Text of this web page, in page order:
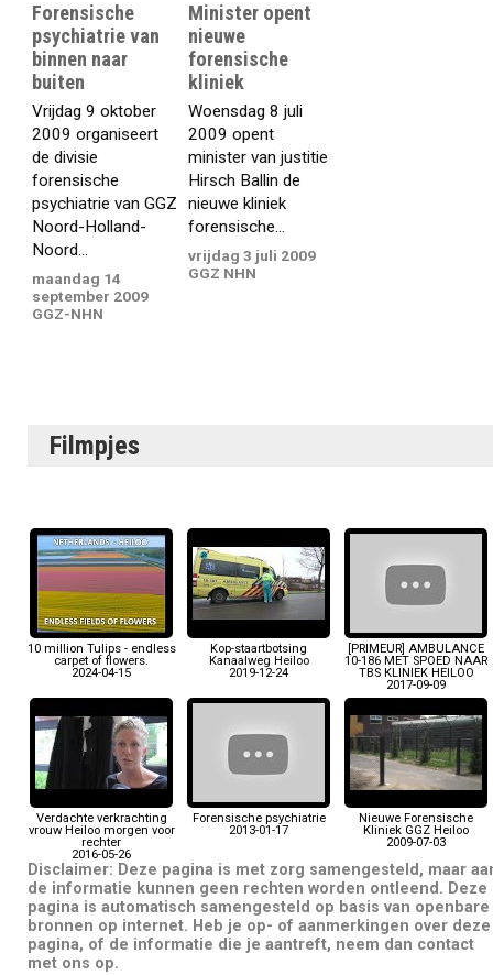
Forensische
psychiatrie van
binnen naar
buiten
Vrijdag 9 oktober
2009 organiseert
de divisie
forensische
psychiatrie van GGZ
Noord-Holland-
Noord...
maandag 14
september 2009
GGZ-NHN
Minister opent
nieuwe
forensische
kliniek
Woensdag 8 juli
2009 opent
minister van justitie
Hirsch Ballin de
nieuwe kliniek
forensische...
vrijdag 3 juli 2009
GGZ NHN
Filmpjes
10 million Tulips - endless
carpet of flowers.
2024-04-15
Kop-staartbotsing
Kanaalweg Heiloo
2019-12-24
[PRIMEUR] AMBULANCE
10-186 MET SPOED NAAR
TBS KLINIEK HEILOO
2017-09-09
Verdachte verkrachting
vrouw Heiloo morgen voor
rechter
2016-05-26
Forensische psychiatrie
2013-01-17
Nieuwe Forensische
Kliniek GGZ Heiloo
2009-07-03
Disclaimer: Deze pagina is met zorg samengesteld, maar
de informatie kunnen geen rechten worden ontleend. Deze
pagina is automatisch samengesteld op basis van openbare
bronnen op internet. Heb je op- of aanmerkingen over deze
pagina, of de informatie die je aantreft, neem dan contact
met ons op.